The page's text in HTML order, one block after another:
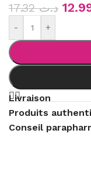
د.ت17.32
- +
Livraison
Produits
Conseil